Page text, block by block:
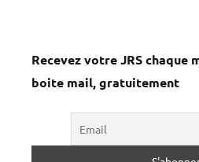
Recevez votre JRS chaque
boite mail, gratuitement